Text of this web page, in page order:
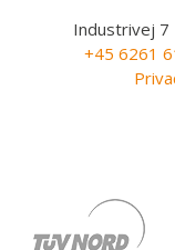
Industrivej 7
+45 6261